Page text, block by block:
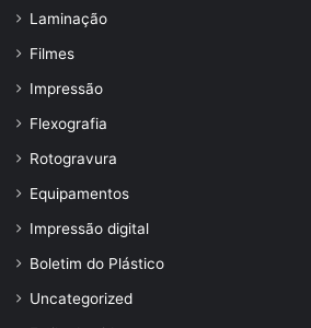
Laminação
Filmes
Impressão
Flexografia
Rotogravura
Equipamentos
Impressão digital
Boletim do Plástico
Uncategorized